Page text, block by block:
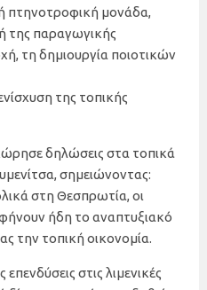
πτηνοτροφική μονάδα,
της παραγωγικής
τη δημιουργία ποιοτικών
της τοπικής
δηλώσεις στα τοπικά
σημειώνοντας:
στη Θεσπρωτία, οι
ήδη το αναπτυξιακό
την τοπική οικονομία.
στις λιμενικές